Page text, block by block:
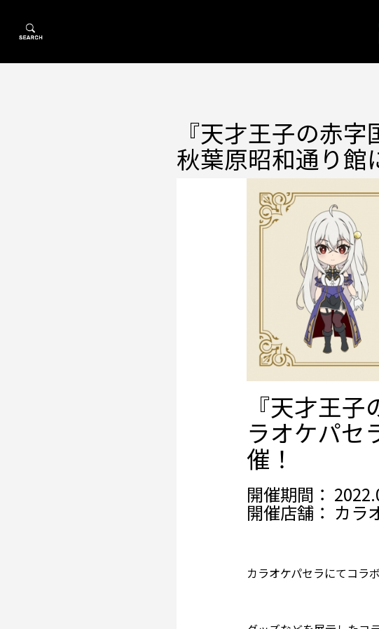
『天才王子の赤
秋葉原昭和通り館
『天才王
ラオケパセ
催！
開催期間：
開催店舗： カラ
カラオケパセラにてコラ